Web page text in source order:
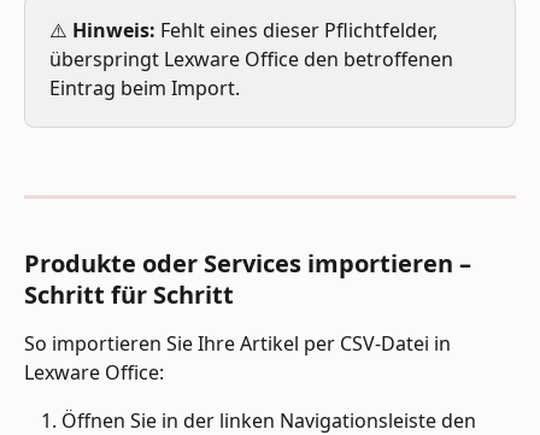
⚠️ Hinweis: Fehlt eines dieser Pflichtfelder,
überspringt Lexware Office den betroffenen
Eintrag beim Import.
Produkte oder Services importieren –
Schritt für Schritt
So importieren Sie Ihre Artikel per CSV-Datei in
Lexware Office:
Öffnen Sie in der linken Navigationsleiste den